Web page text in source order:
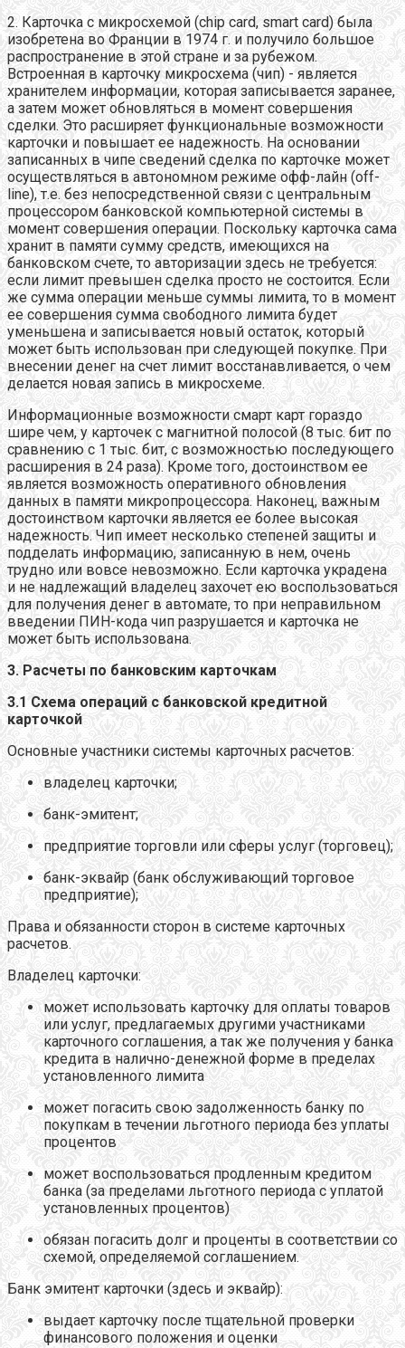
2. Карточка с микросхемой (chip card, smart card) была
изобретена во Франции в 1974 г. и получило большое
распространение в этой стране и за рубежом.
Встроенная в карточку микросхема (чип) - является
хранителем информации, которая записывается заранее,
а затем может обновляться в момент совершения
сделки. Это расширяет функциональные возможности
карточки и повышает ее надежность. На основании
записанных в чипе сведений сделка по карточке может
осуществляться в автономном режиме офф-лайн (off-
line), т.е. без непосредственной связи с центральным
процессором банковской компьютерной системы в
момент совершения операции. Поскольку карточка сама
хранит в памяти сумму средств, имеющихся на
банковском счете, то авторизации здесь не требуется:
если лимит превышен сделка просто не состоится. Если
же сумма операции меньше суммы лимита, то в момент
ее совершения сумма свободного лимита будет
уменьшена и записывается новый остаток, который
может быть использован при следующей покупке. При
внесении денег на счет лимит восстанавливается, о чем
делается новая запись в микросхеме.
Информационные возможности смарт карт гораздо
шире чем, у карточек с магнитной полосой (8 тыс. бит по
сравнению с 1 тыс. бит, с возможностью последующего
расширения в 24 раза). Кроме того, достоинством ее
является возможность оперативного обновления
данных в памяти микропроцессора. Наконец, важным
достоинством карточки является ее более высокая
надежность. Чип имеет несколько степеней защиты и
подделать информацию, записанную в нем, очень
трудно или вовсе невозможно. Если карточка украдена
и не надлежащий владелец захочет ею воспользоваться
для получения денег в автомате, то при неправильном
введении ПИН-кода чип разрушается и карточка не
может быть использована.
3. Расчеты по банковским карточкам
3.1 Схема операций с банковской кредитной
карточкой
Основные участники системы карточных расчетов:
владелец карточки;
банк-эмитент;
предприятие торговли или сферы услуг (торговец);
банк-эквайр (банк обслуживающий торговое
предприятие);
Права и обязанности сторон в системе карточных
расчетов.
Владелец карточки:
может использовать карточку для оплаты товаров
или услуг, предлагаемых другими участниками
карточного соглашения, а так же получения у банка
кредита в налично-денежной форме в пределах
установленного лимита
может погасить свою задолженность банку по
покупкам в течении льготного периода без уплаты
процентов
может воспользоваться продленным кредитом
банка (за пределами льготного периода с уплатой
установленных процентов)
обязан погасить долг и проценты в соответствии со
схемой, определяемой соглашением.
Банк эмитент карточки (здесь и эквайр):
выдает карточку после тщательной проверки
финансового положения и оценки